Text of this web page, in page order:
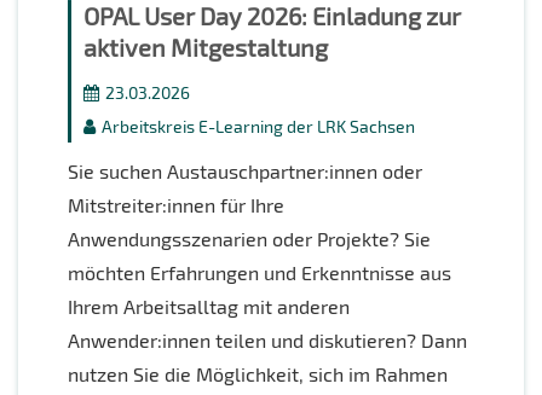
OPAL User Day 2026: Einladung zur
aktiven Mitgestaltung
23.03.2026
Arbeitskreis E-Learning der LRK Sachsen
Sie suchen Austauschpartner:innen oder
Mitstreiter:innen für Ihre
Anwendungsszenarien oder Projekte? Sie
möchten Erfahrungen und Erkenntnisse aus
Ihrem Arbeitsalltag mit anderen
Anwender:innen teilen und diskutieren? Dann
nutzen Sie die Möglichkeit, sich im Rahmen